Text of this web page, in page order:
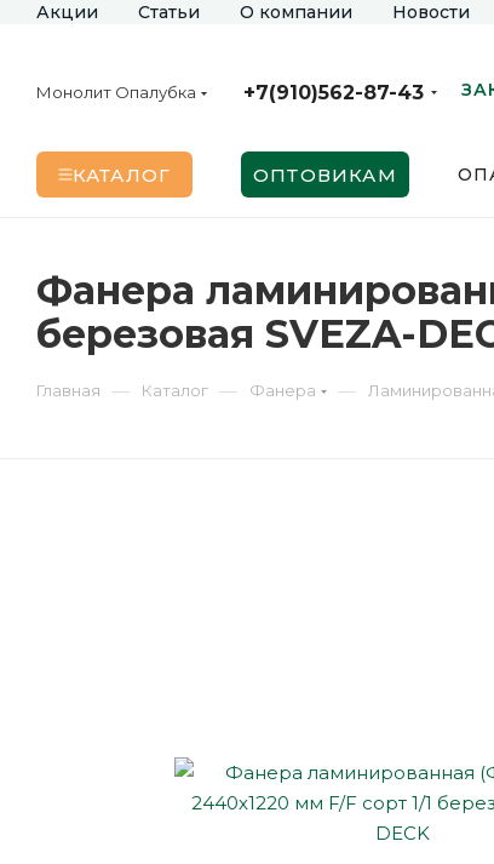
Акции Статьи О компании Новости
Монолит Опалубка +7(910)562-87-43
КАТАЛОГ ОПТОВИКАМ
Фанера
березовая SVEZA-
Главная — Каталог — Фанера —